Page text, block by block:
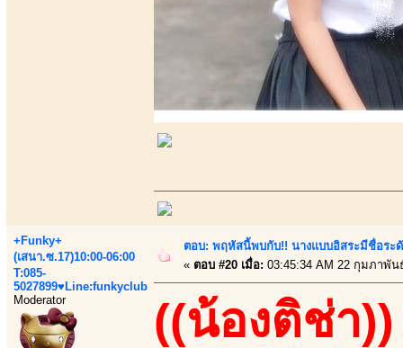
+Funky+
(เสนา.ซ.17)10:00-06:00
T:085-
5027899♥Line:funkyclub
Moderator
ตอบ: พฤหัสนี้พบกับ!! นางแบบอิสระมีชื่อระ
« ตอบ #20 เมื่อ: 03:45:34 AM 22 กุมภาพัน
((น้องติช่า))